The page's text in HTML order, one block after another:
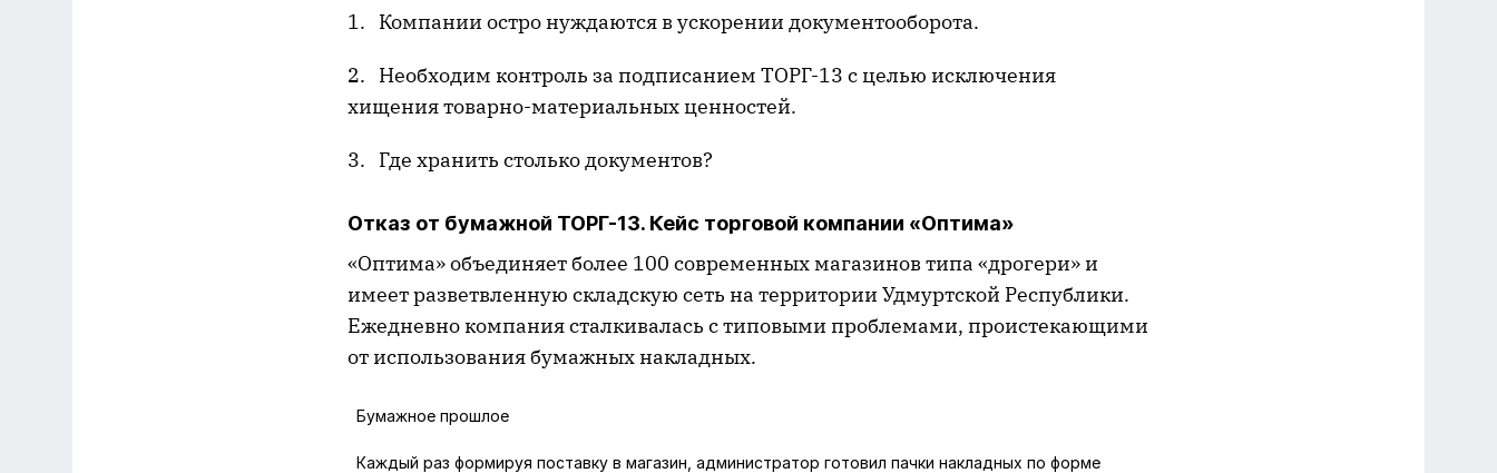
1. Компании остро нуждаются в ускорении документооборота.
2. Необходим контроль за подписанием ТОРГ-13 с целью исключения
хищения товарно-материальных ценностей.
3. Где хранить столько документов?
Отказ от бумажной ТОРГ-13. Кейс торговой компании «Оптима»
«Оптима» объединяет более 100 современных магазинов типа «дрогери» и
имеет разветвленную складскую сеть на территории Удмуртской Республики.
Ежедневно компания сталкивалась с типовыми проблемами, проистекающими
от использования бумажных накладных.
Бумажное прошлое
Каждый раз формируя поставку в магазин, администратор готовил пачки накладных по форме